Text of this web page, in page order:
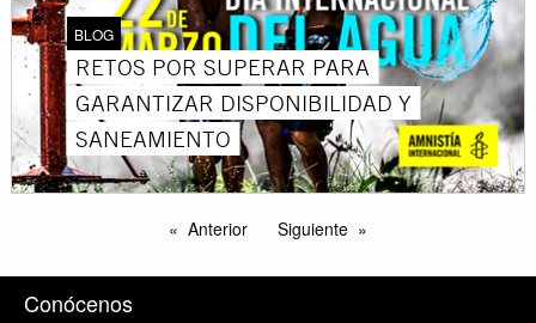
BLOG
RETOS POR SUPERAR PARA
GARANTIZAR DISPONIBILIDAD Y
SANEAMIENTO
Anterior Siguiente
Conócenos